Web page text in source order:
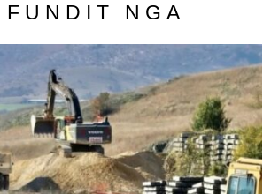
FUNDIT NGA